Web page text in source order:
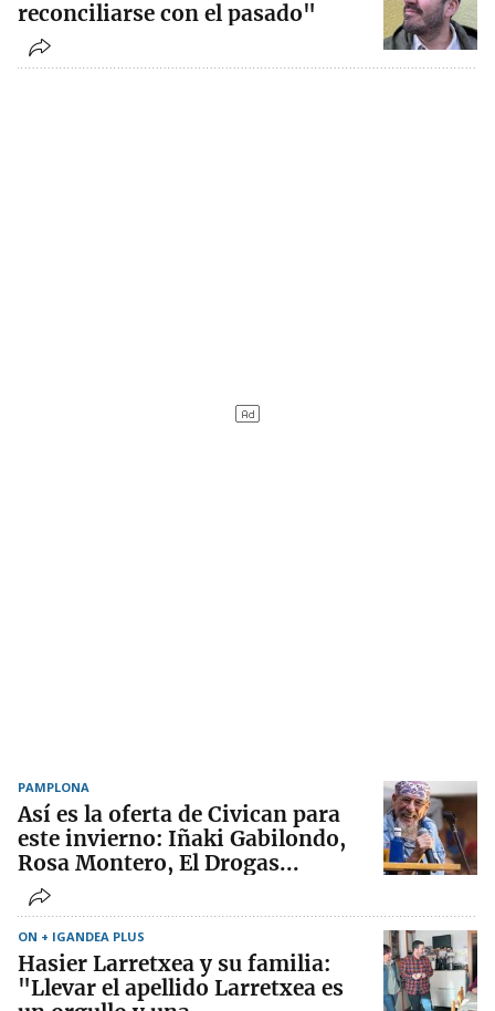
reconciliarse con el pasado"
PAMPLONA
Así es la oferta de Civican para
este invierno: Iñaki Gabilondo,
Rosa Montero, El Drogas...
ON + IGANDEA PLUS
Hasier Larretxea y su familia:
"Llevar el apellido Larretxea es